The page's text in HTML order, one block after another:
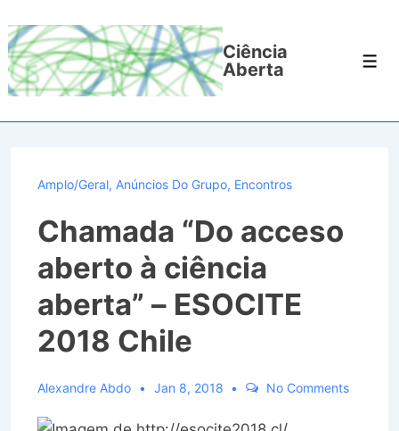
para
Ciência
Aberta
Amplo/Geral, Anúncios Do Grupo, Encontros
Chamada “Do acceso
aberto à ciência
aberta” – ESOCITE
2018 Chile
Alexandre Abdo Jan 8, 2018 No Comments